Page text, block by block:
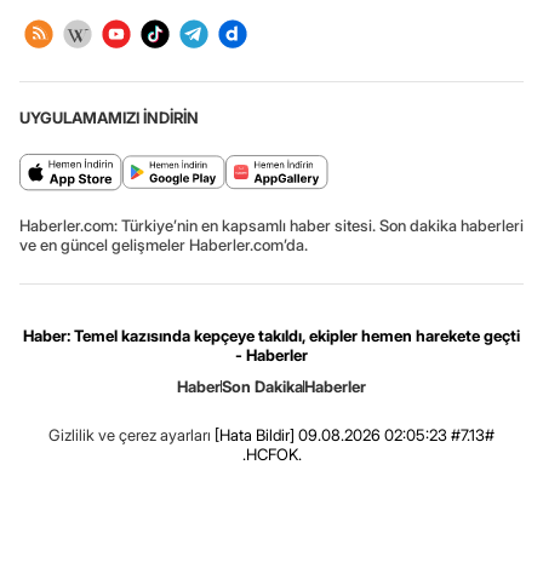
UYGULAMAMIZI İNDİRİN
Haberler.com: Türkiye’nin en kapsamlı haber sitesi. Son dakika haberleri
ve en güncel gelişmeler Haberler.com’da.
Haber: Temel kazısında kepçeye takıldı, ekipler hemen harekete geçti
- Haberler
HaberSon DakikaHaberler
Gizlilik ve çerez ayarları [Hata Bildir] 09.08.2026 02:05:23 #7.13#
.HCFOK.